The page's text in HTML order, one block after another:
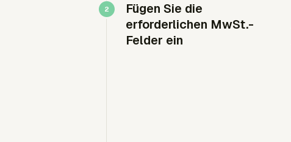
Fügen Sie die
erforderlichen MwSt.-
Felder ein